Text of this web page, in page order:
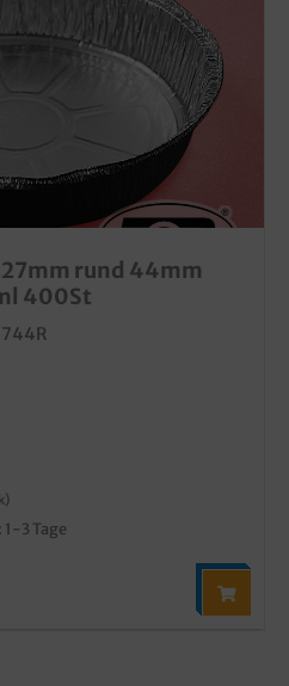
rund 44mm
400St
3 Tage